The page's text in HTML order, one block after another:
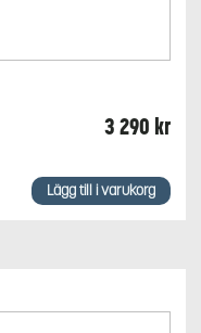
3 290 kr
Lägg till i varukorg